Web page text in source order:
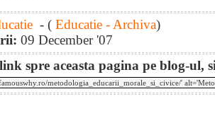
- ( Educatie - Archiva)
09 December '07
spre aceasta pagina pe blog-ul,